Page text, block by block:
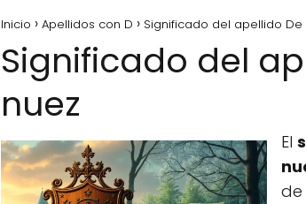
Inicio Apellidos con D Significado del apellido De
Significado del
nuez
El
de